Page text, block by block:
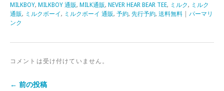
MILKBOY, MILKBOY 通販, MILK通販, NEVER HEAR BEAR TEE, ミルク, ミルク
通販, ミルクボーイ, ミルクボーイ 通販, 予約, 先行予約, 送料無料
パーマリ
ンク
コメントは受け付けていません。
← 前の投稿